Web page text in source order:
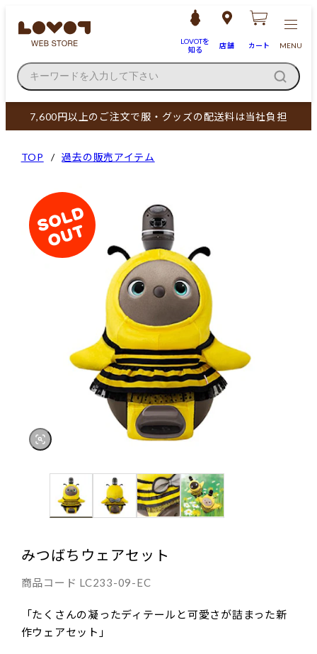
LOVOTを
知る
店舗 カート MENU
キーワードを入力して下さい
7,600円以上のご注文で服・グッズの配送料は当社負担
TOP 過去の販売アイテム
みつばちウェアセット
商品コード LC233-09-EC
「たくさんの凝ったディテールと可愛さが詰まった新
作ウェアセット」